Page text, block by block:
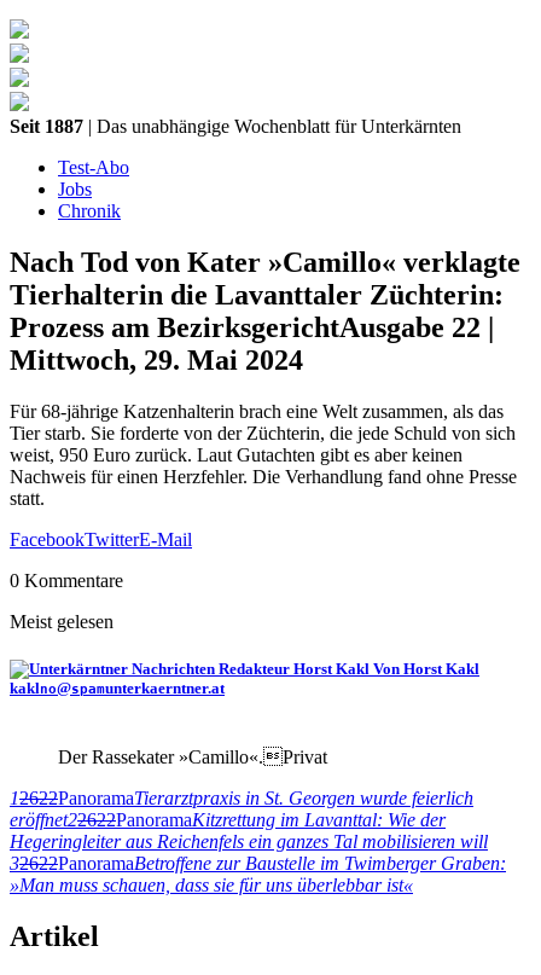
Seit 1887 | Das unabhängige Wochenblatt für Unterkärnten
Test-Abo
Jobs
Chronik
Nach Tod von Kater »Camillo« verklagte
Tierhalterin die Lavanttaler Züchterin:
Prozess am BezirksgerichtAusgabe 22 |
Mittwoch, 29. Mai 2024
Für 68-jährige Katzenhalterin brach eine Welt zusammen, als das
Tier starb. Sie forderte von der Züchterin, die jede Schuld von sich
weist, 950 Euro zurück. Laut Gutachten gibt es aber keinen
Nachweis für einen Herzfehler. Die Verhandlung fand ohne Presse
statt.
FacebookTwitterE-Mail
0 Kommentare
Meist gelesen
Von Horst Kakl
kaklno@spamunterkaerntner.at
Der Rassekater »Camillo«.Privat
12622PanoramaTierarztpraxis in St. Georgen wurde feierlich
eröffnet22622PanoramaKitzrettung im Lavanttal: Wie der
Hegeringleiter aus Reichenfels ein ganzes Tal mobilisieren will
32622PanoramaBetroffene zur Baustelle im Twimberger Graben:
»Man muss schauen, dass sie für uns überlebbar ist«
Artikel